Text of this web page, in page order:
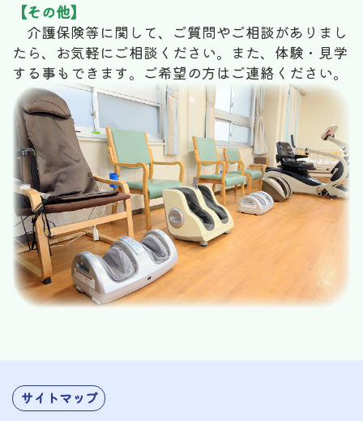
【その他】
介護保険等に関して、ご質問やご相談がありまし
たら、お気軽にご相談ください。また、体験・見学
する事もできます。ご希望の方はご連絡ください。
サイトマップ